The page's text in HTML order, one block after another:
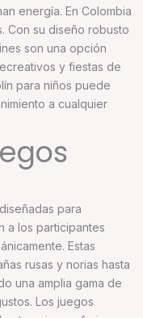
energía. En Colombia
Con su diseño robusto
son una opción
y fiestas de
para niños puede
a cualquier
para
a los participantes
Estas
rusas y norias hasta
una amplia gama de
Los juegos